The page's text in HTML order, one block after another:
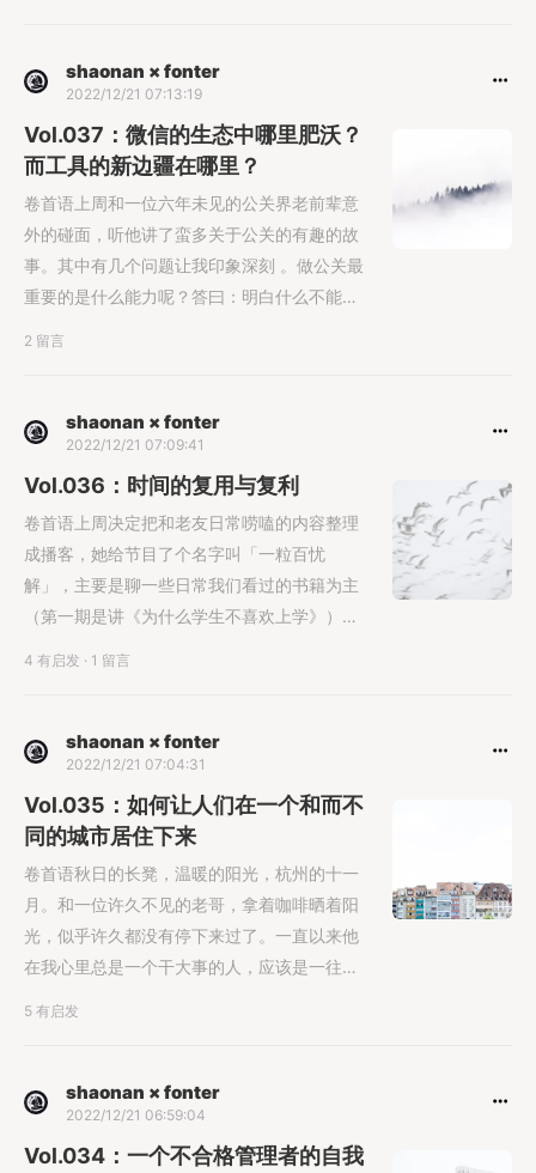
shaonan × fonter
2022/12/21 07:13:19
Vol.037：微信的生态中哪里肥沃？
而工具的新边疆在哪里？
卷首语上周和一位六年未见的公关界老前辈意
外的碰面，听他讲了蛮多关于公关的有趣的故
事。其中有几个问题让我印象深刻 。做公关最
重要的是什么能力呢？答曰：明白什么不能做
2 留言
shaonan × fonter
2022/12/21 07:09:41
Vol.036：时间的复用与复利
卷首语上周决定把和老友日常唠嗑的内容整理
成播客，她给节目了个名字叫「一粒百忧
解」，主要是聊一些日常我们看过的书籍为主
（第一期是讲《为什么学生不喜欢上学》）注
4 有启发 · 1 留言
shaonan × fonter
2022/12/21 07:04:31
Vol.035：如何让人们在一个和而不
同的城市居住下来
卷首语秋日的长凳，温暖的阳光，杭州的十一
月。和一位许久不见的老哥，拿着咖啡晒着阳
光，似乎许久都没有停下来过了。一直以来他
在我心里总是一个干大事的人，应该是一往无
5 有启发
shaonan × fonter
2022/12/21 06:59:04
Vol.034：一个不合格管理者的自我